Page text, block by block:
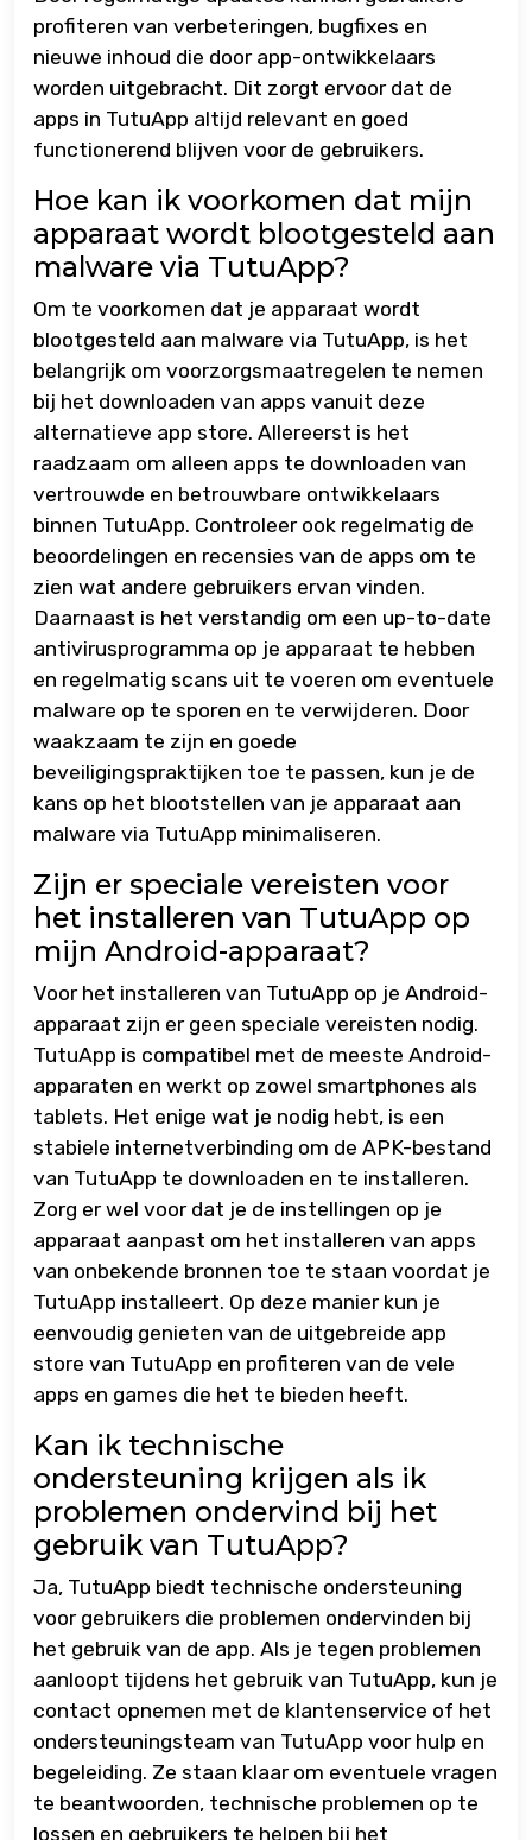
profiteren van verbeteringen, bugfixes en
nieuwe inhoud die door app-ontwikkelaars
worden uitgebracht. Dit zorgt ervoor dat de
apps in TutuApp altijd relevant en goed
functionerend blijven voor de gebruikers.
Hoe kan ik voorkomen dat mijn
apparaat wordt blootgesteld aan
malware via TutuApp?
Om te voorkomen dat je apparaat wordt
blootgesteld aan malware via TutuApp, is het
belangrijk om voorzorgsmaatregelen te nemen
bij het downloaden van apps vanuit deze
alternatieve app store. Allereerst is het
raadzaam om alleen apps te downloaden van
vertrouwde en betrouwbare ontwikkelaars
binnen TutuApp. Controleer ook regelmatig de
beoordelingen en recensies van de apps om te
zien wat andere gebruikers ervan vinden.
Daarnaast is het verstandig om een up-to-date
antivirusprogramma op je apparaat te hebben
en regelmatig scans uit te voeren om eventuele
malware op te sporen en te verwijderen. Door
waakzaam te zijn en goede
beveiligingspraktijken toe te passen, kun je de
kans op het blootstellen van je apparaat aan
malware via TutuApp minimaliseren.
Zijn er speciale vereisten voor
het installeren van TutuApp op
mijn Android-apparaat?
Voor het installeren van TutuApp op je Android-
apparaat zijn er geen speciale vereisten nodig.
TutuApp is compatibel met de meeste Android-
apparaten en werkt op zowel smartphones als
tablets. Het enige wat je nodig hebt, is een
stabiele internetverbinding om de APK-bestand
van TutuApp te downloaden en te installeren.
Zorg er wel voor dat je de instellingen op je
apparaat aanpast om het installeren van apps
van onbekende bronnen toe te staan voordat je
TutuApp installeert. Op deze manier kun je
eenvoudig genieten van de uitgebreide app
store van TutuApp en profiteren van de vele
apps en games die het te bieden heeft.
Kan ik technische
ondersteuning krijgen als ik
problemen ondervind bij het
gebruik van TutuApp?
Ja, TutuApp biedt technische ondersteuning
voor gebruikers die problemen ondervinden bij
het gebruik van de app. Als je tegen problemen
aanloopt tijdens het gebruik van TutuApp, kun je
contact opnemen met de klantenservice of het
ondersteuningsteam van TutuApp voor hulp en
begeleiding. Ze staan klaar om eventuele vragen
te beantwoorden, technische problemen op te
lossen en gebruikers te helpen bij het